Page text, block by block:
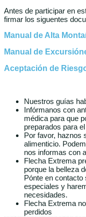
Antes de participar en
firmar los siguentes
Manual de Alta
Manual de
Aceptación de
Nuestros guías
Infórmanos con
médica para que
preparados para
Por favor, haznos
alimenticio.
nos informas con
Flecha Extrema
porque la belleza
Pónte en
especiales y
necesidades.
Flecha Extrema
perdidos